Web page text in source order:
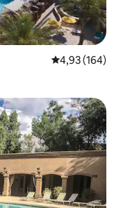
Средна
4,93 (164)